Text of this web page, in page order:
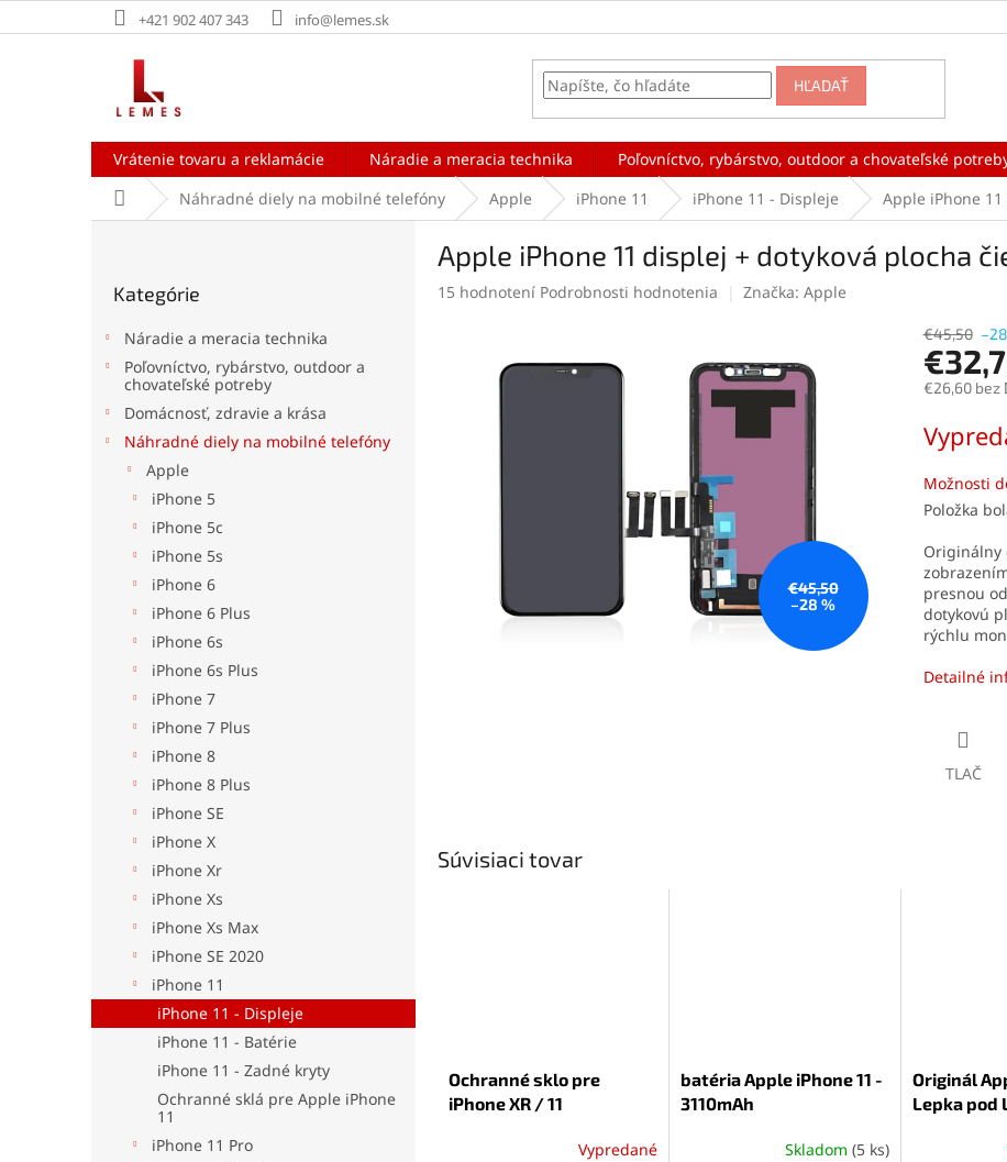
na
+421 902 407 343 info@lemes.sk
HĽADAŤ
Vrátenie tovaru a reklamácie Náradie a meracia technika Poľovníctvo, rybárstvo, outdoor a chovateľské
DomovNáhradné diely na mobilné telefóny Apple iPhone 11 iPhone 11 - Displeje Apple iPhone
kategórie
Kategórie
Náradie a meracia technika
Poľovníctvo, rybárstvo, outdoor a
chovateľské potreby
Domácnosť, zdravie a krása
Náhradné diely na mobilné telefóny
Apple
iPhone 5
iPhone 5c
iPhone 5s
iPhone 6
iPhone 6 Plus
iPhone 6s
iPhone 6s Plus
iPhone 7
iPhone 7 Plus
iPhone 8
iPhone 8 Plus
iPhone SE
iPhone X
iPhone Xr
iPhone Xs
iPhone Xs Max
iPhone SE 2020
iPhone 11
iPhone 11 - Displeje
iPhone 11 - Batérie
iPhone 11 - Zadné kryty
Ochranné sklá pre Apple iPhone
11
iPhone 11 Pro
Apple iPhone 11 displej + dotyková plocha
Priemerné
15 hodnotení Podrobnosti hodnotenia Značka: Apple
€45,50
–28 %
€45,50
€26,60 bez
cena:
Možnosti
Položka
Originálny
presnou
dotykovú
rýchlu
Detailné
TLAČ
Súvisiaci tovar
Ochranné sklo pre
iPhone XR / 11
Vypredané
batéria Apple iPhone 11 -
3110mAh
Skladom (5 ks)
Originál
Lepka pod